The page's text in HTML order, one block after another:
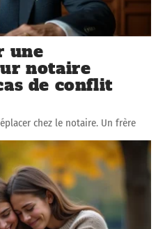
une
notaire
de conflit
chez le notaire. Un frère